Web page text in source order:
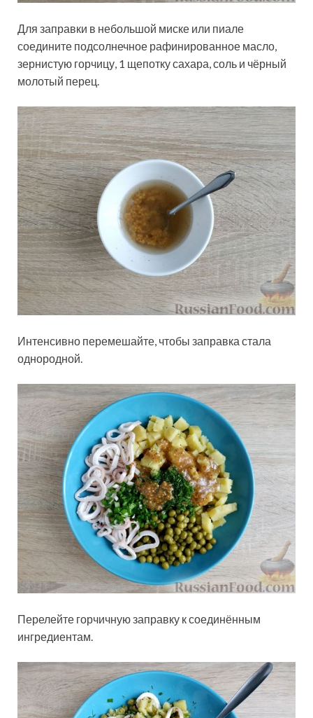
Для заправки в небольшой миске или пиале
соедините подсолнечное рафинированное масло,
зернистую горчицу, 1 щепотку сахара, соль и чёрный
молотый перец.
Интенсивно перемешайте, чтобы заправка стала
однородной.
Перелейте горчичную заправку к соединённым
ингредиентам.